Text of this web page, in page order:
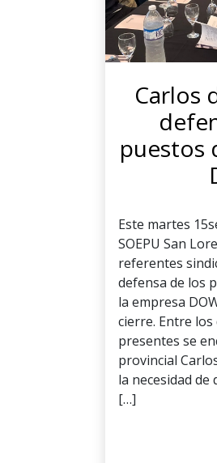
Carlos
puestos
Este martes
SOEPU San
referentes
defensa de los
la empresa
cierre. Entre
presentes se
provincial
la necesidad
[…]